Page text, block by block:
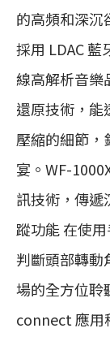
的高頻和深沉
採用 LDAC 藍
線高解析音樂
還原技術，能
壓縮的細節，
宴。WF-
訊技術，傳遞
蹤功能 在使
判斷頭部轉動
場的全方位
connect 應用